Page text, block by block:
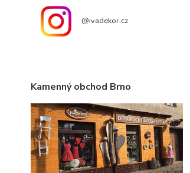
@ivadekor.cz
Kamenný obchod Brno